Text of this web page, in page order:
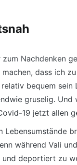
Nachdenken
dass ich
bequem
gruselig. Und
19 jetzt allen
Lebensumstände
während Vali
deportiert zu